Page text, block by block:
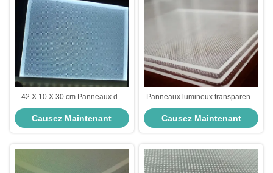
42 X 10 X 30 cm Panneaux de
guidage de la lumière 12V 24V
Plaque de guidage de la lumière
acrylique
Causez Maintenant
Panneaux lumineux transparents
de guidage Lgp Panneau
lumineux acrylique 5Mm PMMA
Causez Maintenant